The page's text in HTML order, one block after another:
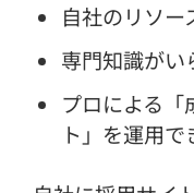
自社のリソ
専門知識がい
プロによる「
ト」を運用で